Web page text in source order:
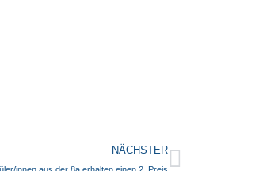
NÄCHSTER